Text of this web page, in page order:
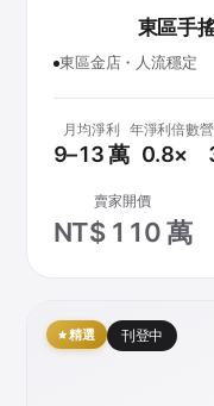
東區手
東區金店・人流穩定
月均淨利
9–13 萬
年淨利倍數
0.8×
賣家開價
NT$ 110 萬
精選 刊登中